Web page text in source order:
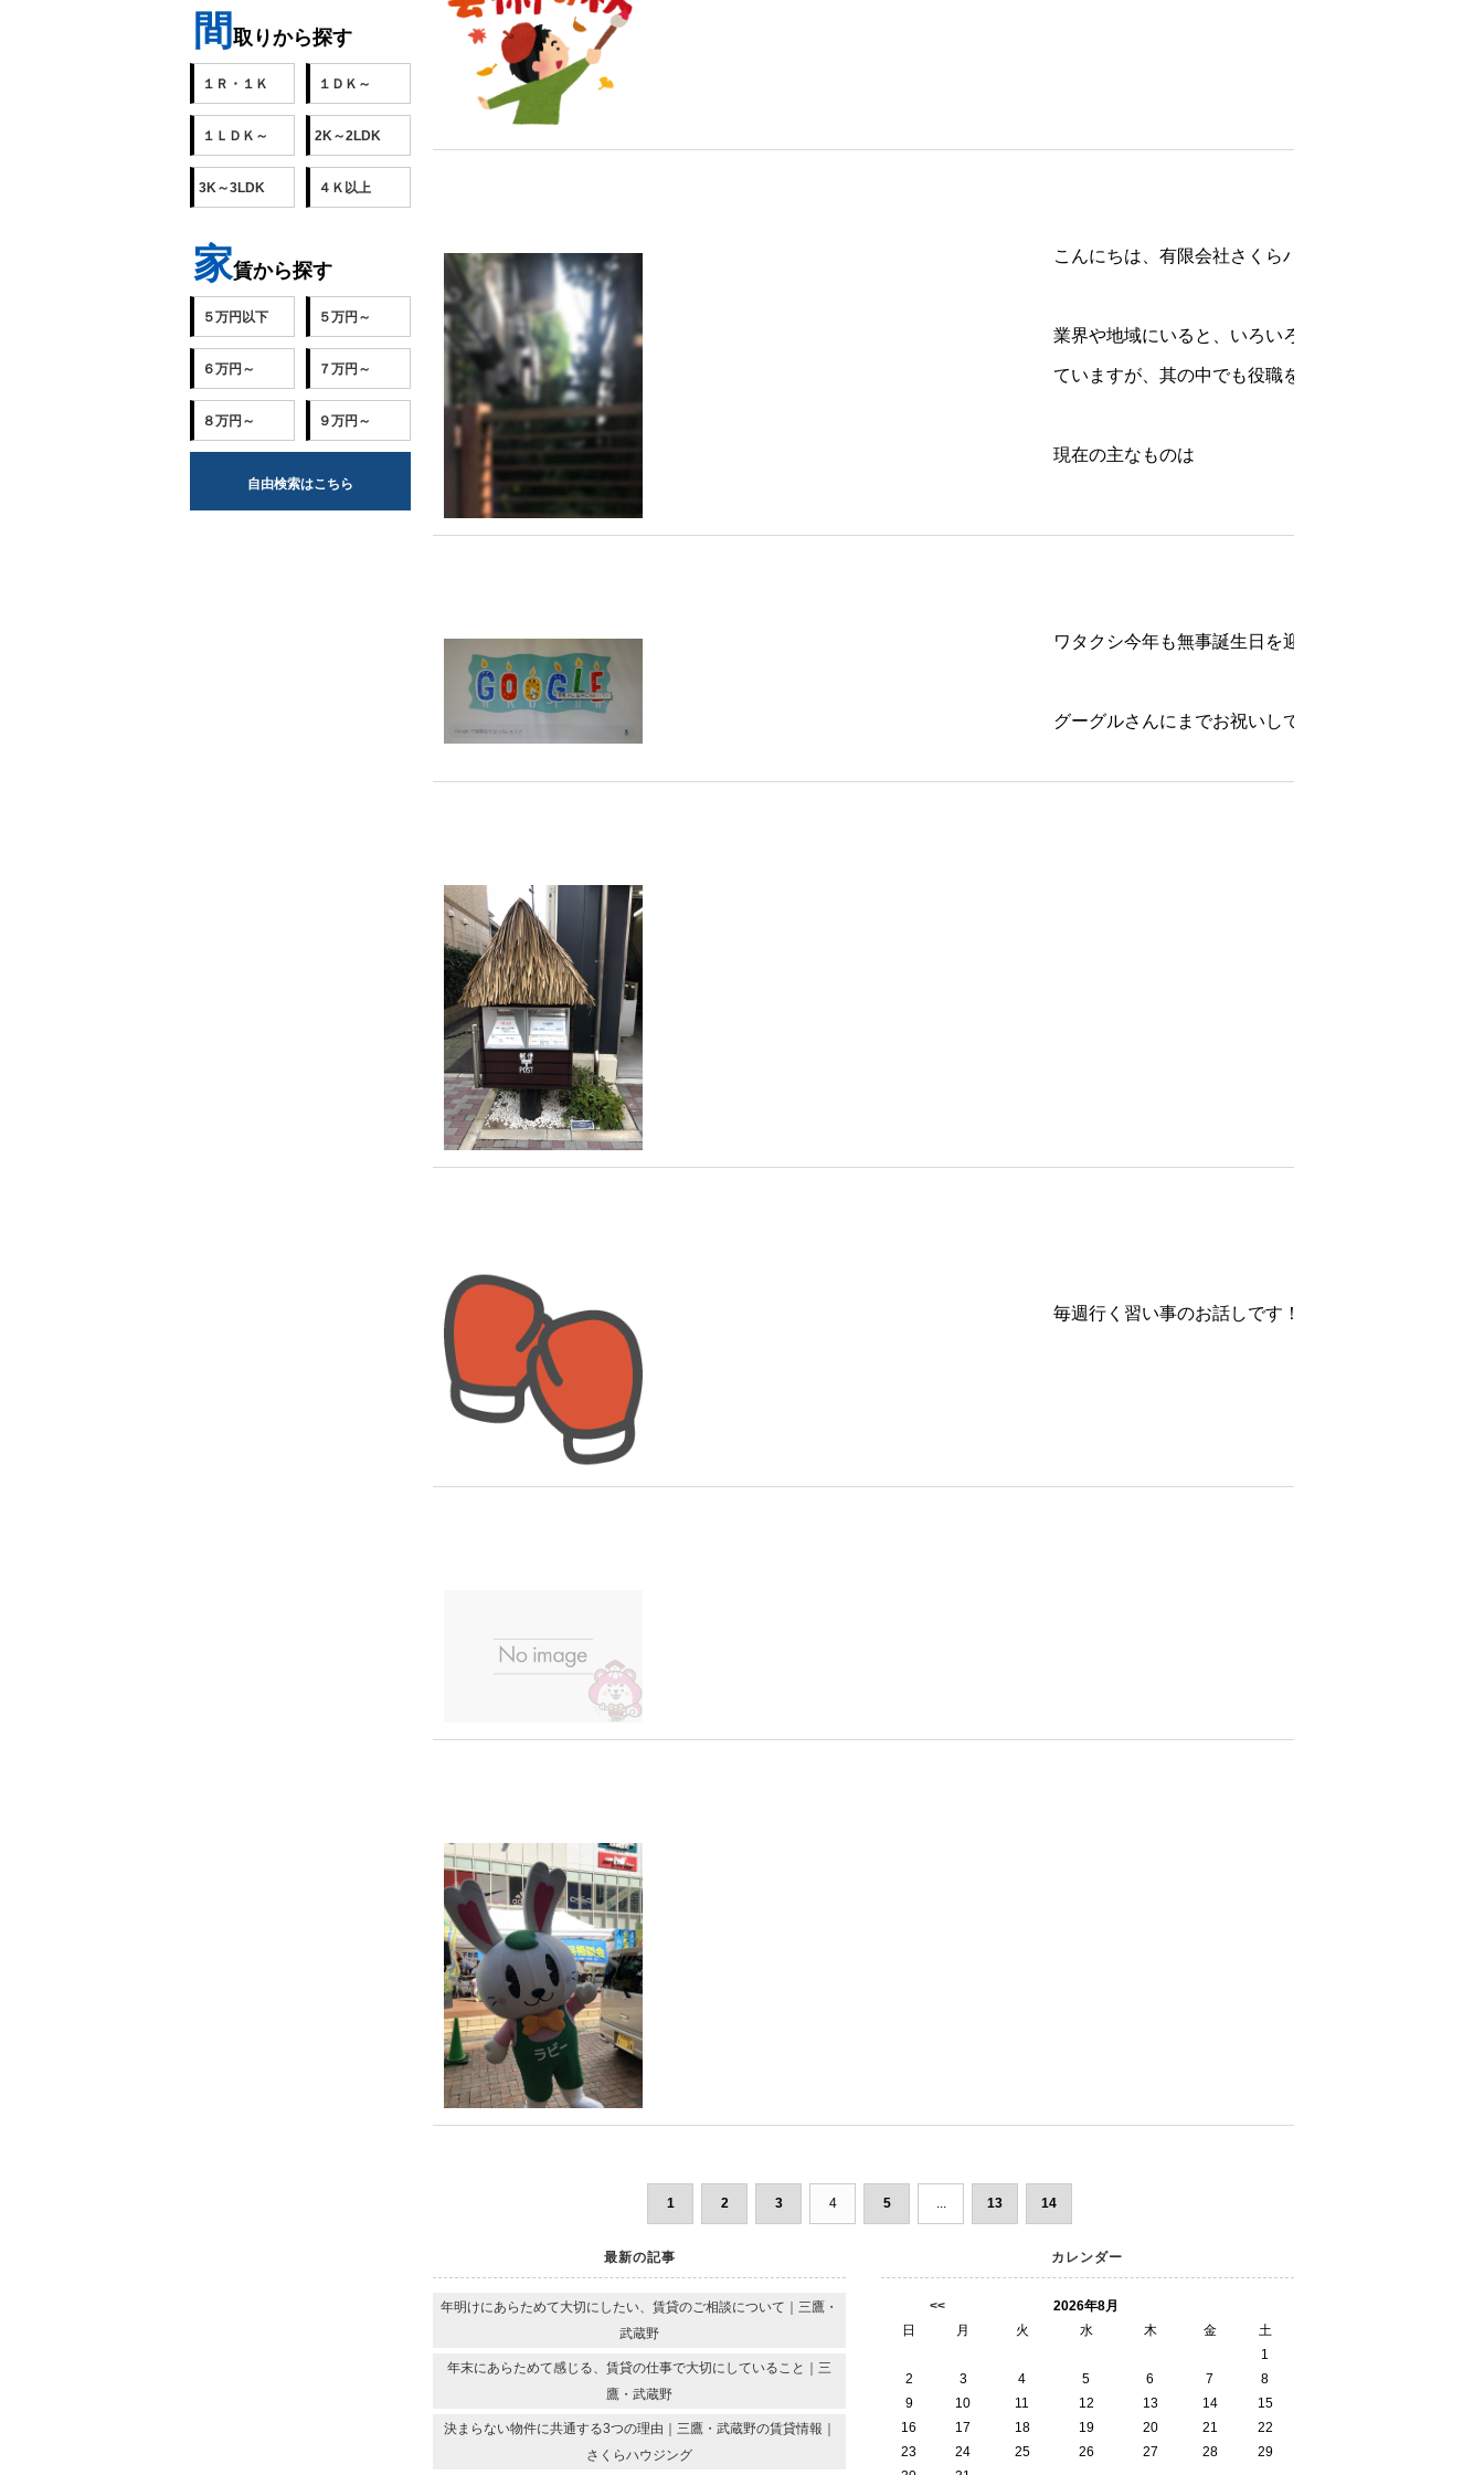
こんにちは、有限会社さくらハウジング江原でござい
業界や地域にいると、いろいろな団体があり、協力
ていますが、其の中でも役職を仰せつかる団体も多く
現在の主なものは
ワタクシ今年も無事誕生日を迎えることが出来ました
グーグルさんにまでお祝いして頂いております(笑)
毎週行く習い事のお話しです！！
1 2 3 4 5 13 14
最新の記事
年明けにあらためて大切にしたい、賃貸のご相談について｜三鷹・
武蔵野
年末にあらためて感じる、賃貸の仕事で大切にしていること｜三
鷹・武蔵野
決まらない物件に共通する3つの理由｜三鷹・武蔵野の賃貸情報｜
さくらハウジング
カレンダー
<<
2026年8月
日
月 火 水 木 金
土
1
2
3 4 5 6 7
8
9
10 11 12 13 14
15
16
17 18 19 20 21
22
23
24 25 26 27 28
29
間取りから探す
１Ｒ・１Ｋ １ＤＫ～
１ＬＤＫ～ 2K～2LDK
3K～3LDK ４Ｋ以上
家賃から探す
５万円以下 ５万円～
６万円～ ７万円～
８万円～ ９万円～
自由検索はこちら